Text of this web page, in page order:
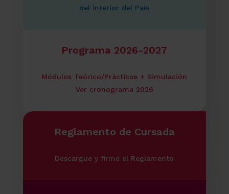
del interior del País
Programa 2026-2027
Módulos Teórico/Prácticos + Simulación
Ver cronograma 2026
Reglamento de Cursada
Descargue y firme el Reglamento